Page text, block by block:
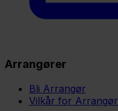
Arrangører
Bli Arrangør
Vilkår for Arrangør